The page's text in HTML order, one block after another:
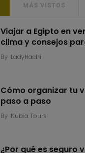
MÁS VISTOS
Viajar a Egipto en
clima y consejos
By LadyHachi
Cómo organizar tu
paso a paso
By Nubia Tours
¿Por qué es seguro